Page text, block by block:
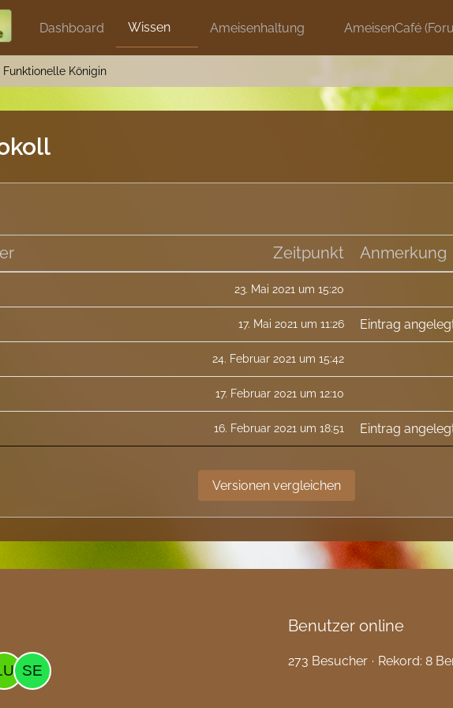
Dashboard Wissen Ameisenhaltung AmeisenCafé
Funktionelle Königin
Zeitpunkt Anmerkung
23. Mai 2021 um 15:20
17. Mai 2021 um 11:26 Eintrag
24. Februar 2021 um 15:42
17. Februar 2021 um 12:10
16. Februar 2021 um 18:51 Eintrag
Benutzer online
273 Besucher Rekord: 8